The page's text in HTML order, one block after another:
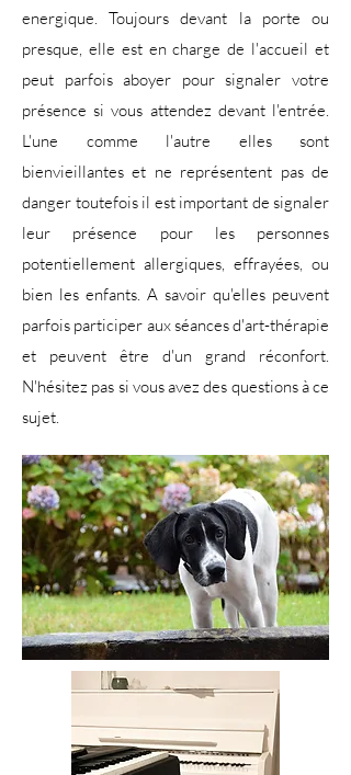
energique. Toujours devant la porte ou
presque, elle est en charge de l'accueil et
peut parfois aboyer pour signaler votre
présence si vous attendez devant l'entrée.
L'une comme l'autre elles sont
bienvieillantes et ne représentent pas de
danger toutefois il est important de signaler
leur présence pour les personnes
potentiellement allergiques, effrayées, ou
bien les enfants. A savoir qu'elles peuvent
parfois participer aux séances d'art-thérapie
et peuvent être d'un grand réconfort.
N'hésitez pas si vous avez des questions à ce
sujet.